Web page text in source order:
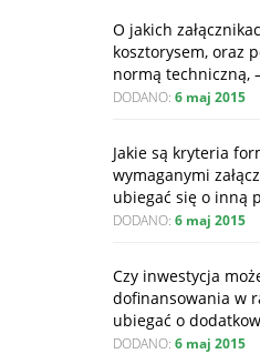
O jakich
kosztorysem, oraz
normą techniczną,
DODANO: 6 maj 2015
Jakie są kryteria
wymaganymi
ubiegać się o inną
DODANO: 6 maj 2015
Czy inwestycja
dofinansowania w
ubiegać o
DODANO: 6 maj 2015